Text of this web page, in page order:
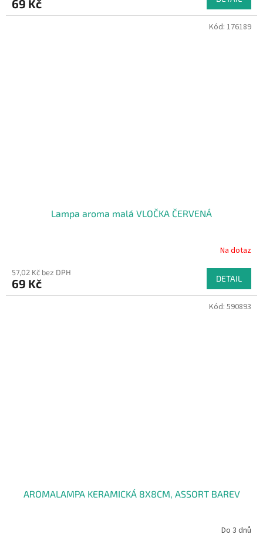
69 Kč
Lampa aroma malá VLOČKA ČERVENÁ
Na dotaz
57,02 Kč bez DPH
69 Kč DETAIL
Kód: 176189
AROMALAMPA KERAMICKÁ 8X8CM, ASSORT BAREV
Do 3 dnů
Kód: 590893